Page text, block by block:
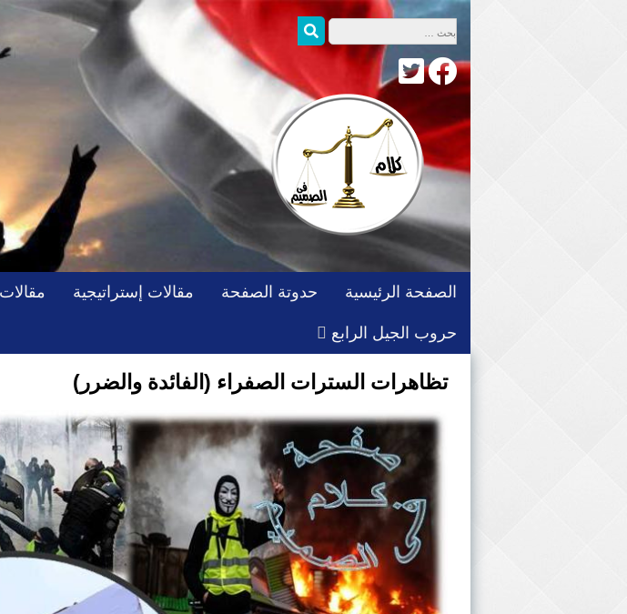
التجاوز
إلى
البحث عن:
بحث
الصفحة الرئيسية حدوتة الصفحة مقالات إستراتيجية
حروب الجيل الرابع
تظاهرات السترات الصفراء (الفائدة والضرر)